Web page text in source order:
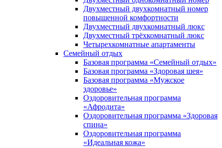
Двухместный двухкомнатный номер
повышенной комфортности
Двухместный двухкомнатный люкс
Двухместный трёхкомнатный люкс
Четырехкомнатные апартаменты
Семейный отдых
Базовая программа «Семейный отдых»
Базовая программа «Здоровая шея»
Базовая программа «Мужское
здоровье»
Оздоровительная программа
«Афродита»
Оздоровительная программа «Здоровая
спина»
Оздоровительная программа
«Идеальная кожа»